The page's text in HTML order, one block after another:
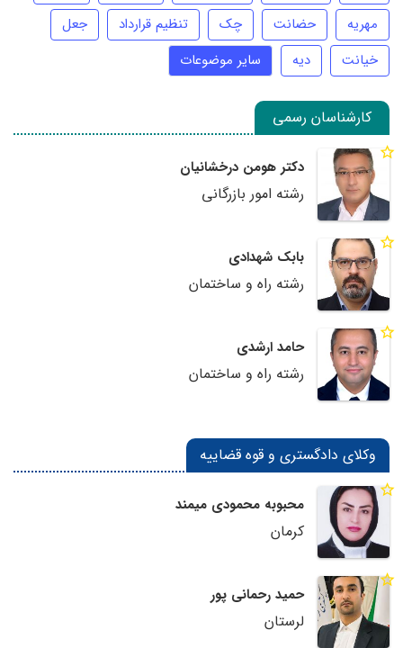
مهریه
حضانت چک تنظیم قرارداد
جعل
خیانت
دیه سایر موضوعات
کارشناسان رسمی
دکتر هومن درخشانیان
رشته امور بازرگانی
بابک شهدادی
رشته راه و ساختمان
حامد ارشدی
رشته راه و ساختمان
وکلای دادگستری و قوه قضاییه
محبوبه محمودی میمند
کرمان
حمید رحمانی پور
لرستان